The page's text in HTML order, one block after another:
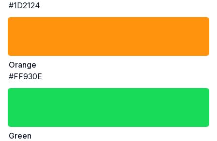
#1D2124
Orange
#FF930E
Green